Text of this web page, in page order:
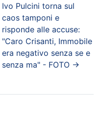
Ivo Pulcini torna sul
caos tamponi e
risponde alle accuse:
"Caro Crisanti, Immobile
era negativo senza se e
senza ma" - FOTO→